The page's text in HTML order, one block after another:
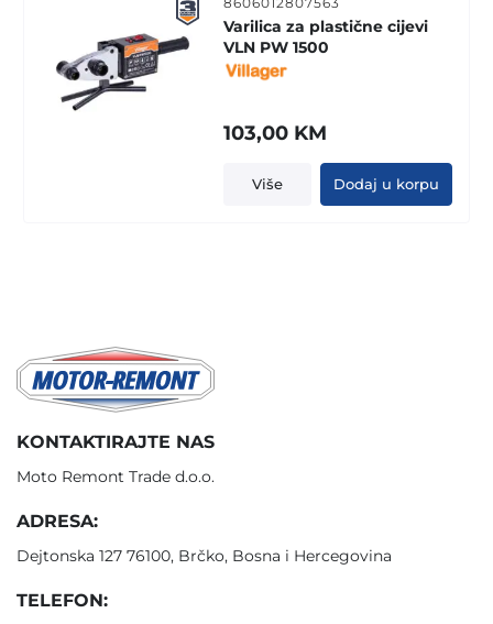
Varilica za plastične cijevi
VLN PW 1500
103,00 KM
Više Dodaj u korpu
KONTAKTIRAJTE NAS
Moto Remont Trade d.o.o.
ADRESA:
Dejtonska 127 76100, Brčko, Bosna i Hercegovina
TELEFON: